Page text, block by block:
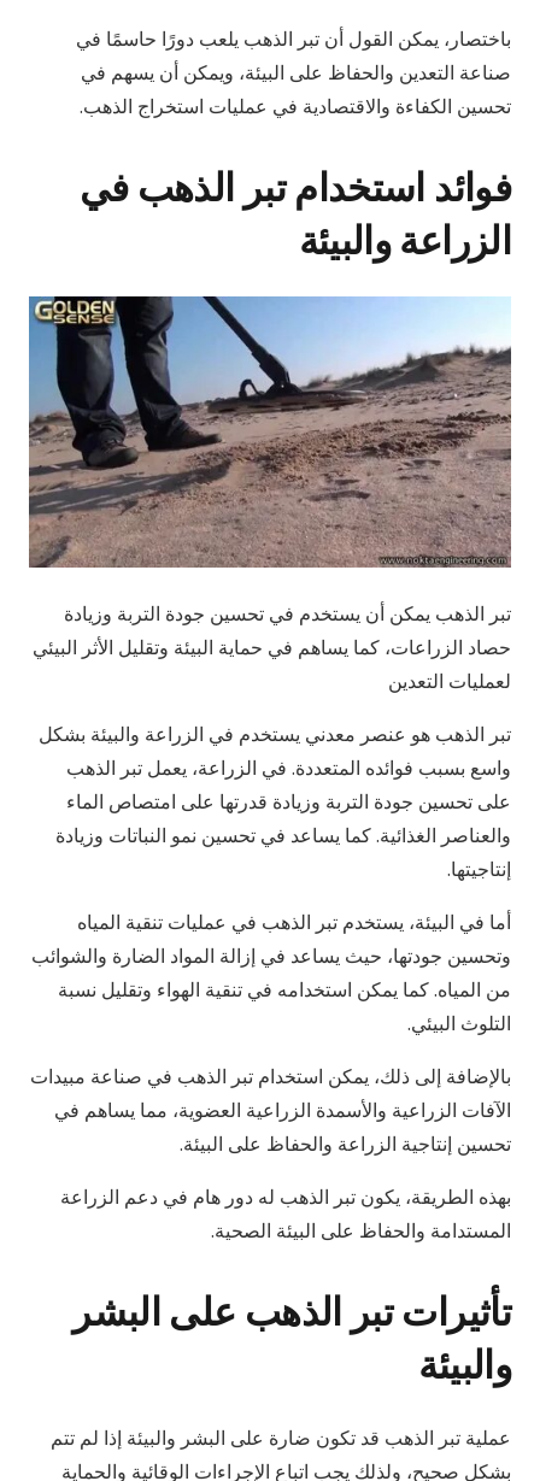
باختصار، يمكن القول أن تبر الذهب يلعب دورًا حاسمًا في
صناعة التعدين والحفاظ على البيئة، ويمكن أن يسهم في
تحسين الكفاءة والاقتصادية في عمليات استخراج الذهب.
فوائد استخدام تبر الذهب في
الزراعة والبيئة
تبر الذهب يمكن أن يستخدم في تحسين جودة التربة وزيادة
حصاد الزراعات، كما يساهم في حماية البيئة وتقليل الأثر البيئي
لعمليات التعدين
تبر الذهب هو عنصر معدني يستخدم في الزراعة والبيئة بشكل
واسع بسبب فوائده المتعددة. في الزراعة، يعمل تبر الذهب
على تحسين جودة التربة وزيادة قدرتها على امتصاص الماء
والعناصر الغذائية. كما يساعد في تحسين نمو النباتات وزيادة
إنتاجيتها.
أما في البيئة، يستخدم تبر الذهب في عمليات تنقية المياه
وتحسين جودتها، حيث يساعد في إزالة المواد الضارة والشوائب
من المياه. كما يمكن استخدامه في تنقية الهواء وتقليل نسبة
التلوث البيئي.
بالإضافة إلى ذلك، يمكن استخدام تبر الذهب في صناعة مبيدات
الآفات الزراعية والأسمدة الزراعية العضوية، مما يساهم في
تحسين إنتاجية الزراعة والحفاظ على البيئة.
بهذه الطريقة، يكون تبر الذهب له دور هام في دعم الزراعة
المستدامة والحفاظ على البيئة الصحية.
تأثيرات تبر الذهب على البشر
والبيئة
عملية تبر الذهب قد تكون ضارة على البشر والبيئة إذا لم تتم
بشكل صحيح، ولذلك يجب اتباع الإجراءات الوقائية والحماية